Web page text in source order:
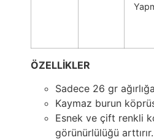
ÖZELLİKLER
Sadece 26 gr
Kaymaz burun
Esnek ve çift renkli
görünürlülüğü arttırır.